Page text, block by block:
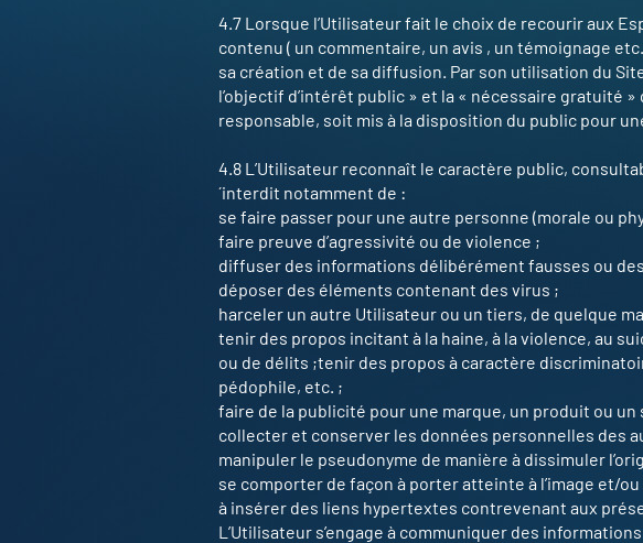
4.7 Lorsque l’Utilisateur fait le choix de recourir aux
contenu ( un commentaire, un avis , un témoignage
sa création et de sa diffusion. Par son utilisation du
l’objectif d’intérêt public » et la « nécessaire gratuité
responsable, soit mis à la disposition du public pour
4.8 L’Utilisateur reconnaît le caractère public,
´interdit notamment de :
se faire passer pour une autre personne (morale ou
faire preuve d’agressivité ou de violence ;
diffuser des informations délibérément fausses ou
déposer des éléments contenant des virus ;
harceler un autre Utilisateur ou un tiers, de quelque
tenir des propos incitant à la haine, à la violence, au
ou de délits ;tenir des propos à caractère
pédophile, etc. ;
faire de la publicité pour une marque, un produit ou un
collecter et conserver les données personnelles des
manipuler le pseudonyme de manière à dissimuler
se comporter de façon à porter atteinte à l’image et/
à insérer des liens hypertextes contrevenant aux
L’Utilisateur s’engage à communiquer des